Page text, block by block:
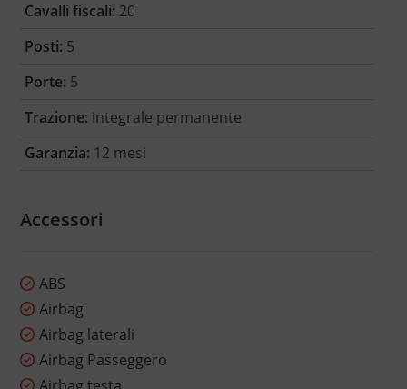
Cavalli fiscali: 20
Posti: 5
Porte: 5
Trazione: integrale permanente
Garanzia: 12 mesi
Accessori
ABS
Airbag
Airbag laterali
Airbag Passeggero